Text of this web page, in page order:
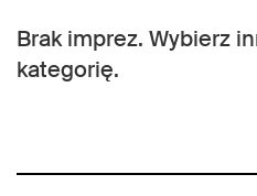
Brak imprez. Wybierz
kategorię.